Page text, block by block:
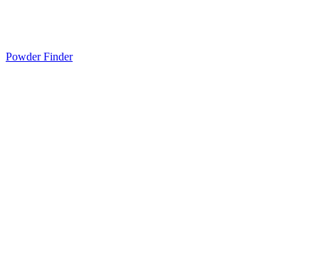
Powder Finder